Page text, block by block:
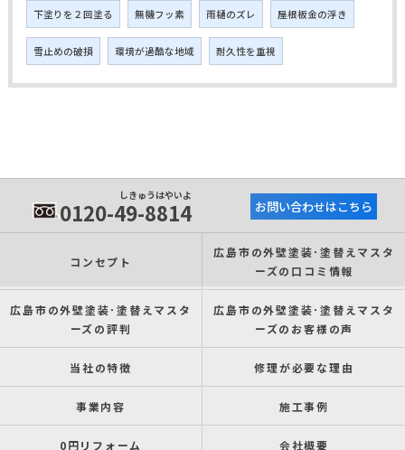
下塗りを２回塗る 無機フッ素 雨樋のズレ 屋根板金の浮き
雪止めの破損 環境が過酷な地域 耐久性を重視
しきゅうはやいよ
0120-49-8814 お問い合わせはこちら
コンセプト
広島市の外壁塗装･塗替えマスタ
ーズの口コミ情報
広島市の外壁塗装･塗替えマスタ
ーズの評判
広島市の外壁塗装･塗替えマスタ
ーズのお客様の声
当社の特徴 修理が必要な理由
事業内容 施工事例
0円リフォーム 会社概要